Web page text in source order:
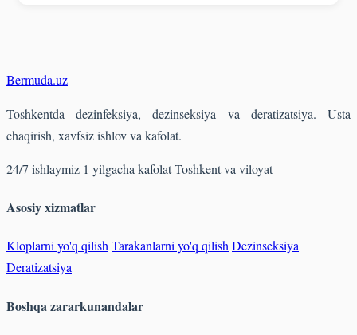
Bermuda.uz
Toshkentda dezinfeksiya, dezinseksiya va deratizatsiya. Usta
chaqirish, xavfsiz ishlov va kafolat.
24/7 ishlaymiz 1 yilgacha kafolatToshkent va viloyat
Asosiy xizmatlar
Kloplarni yo'q qilishTarakanlarni yo'q qilishDezinseksiya
Deratizatsiya
Boshqa zararkunandalar